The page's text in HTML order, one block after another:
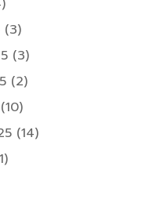
(3)
(3)
(2)
(14)